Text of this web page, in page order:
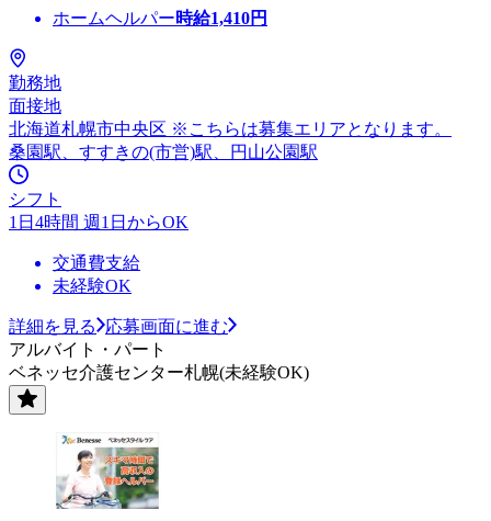
ホームヘルパー時給1,410円
勤務地
面接地
北海道札幌市中央区 ※こちらは募集エリアとなります。
桑園駅、すすきの(市営)駅、円山公園駅
シフト
1日4時間 週1日からOK
交通費支給
未経験OK
詳細を見る
応募画面に進む
アルバイト・パート
ベネッセ介護センター札幌(未経験OK)